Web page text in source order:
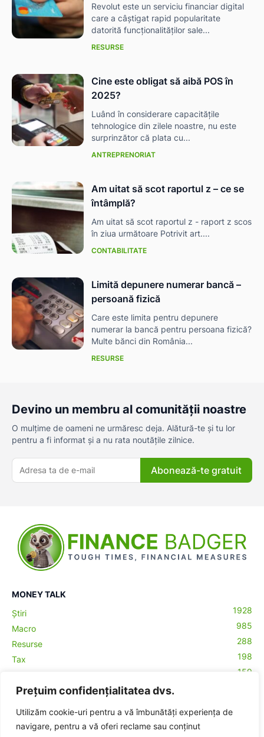
Prețuim confidențialitatea dvs.
Utilizăm cookie-uri pentru a vă îmbunătăți experiența de
navigare, pentru a vă oferi reclame sau conținut
Revolut este un serviciu financiar digital
care a câștigat rapid popularitate
datorită funcționalităților sale...
RESURSE
Cine este obligat să aibă POS în
2025?
Luând în considerare capacitățile
tehnologice din zilele noastre, nu este
surprinzător că plata cu...
ANTREPRENORIAT
Am uitat să scot raportul z – ce se
întâmplă?
Am uitat să scot raportul z - raport z scos
în ziua următoare Potrivit art....
CONTABILITATE
Limită depunere numerar bancă –
persoană fizică
Care este limita pentru depunere
numerar la bancă pentru persoana fizică?
Multe bănci din România...
RESURSE
Devino un membru al comunității noastre
O mulțime de oameni ne urmăresc deja. Alătură-te și tu lor
pentru a fi informat și a nu rata noutățile zilnice.
Abonează-te gratuit
MONEY TALK
Știri
1928
Macro
985
Resurse
288
Tax
198
159
Contabilitate
Crypto